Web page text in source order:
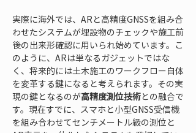
実際に海外では、ARと高精度GNSSを組み合
わせたシステムが埋設物のチェックや施工前
後の出来形確認に用いられ始めています。こ
のように、ARは単なるガジェットではな
く、将来的には土木施工のワークフロー自体
を変革する鍵になると考えられます。その実
現の鍵となるのが高精度測位技術との融合で
す。現在すでに、スマホと小型GNSS受信機
を組み合わせてセンチメートル級の測位と